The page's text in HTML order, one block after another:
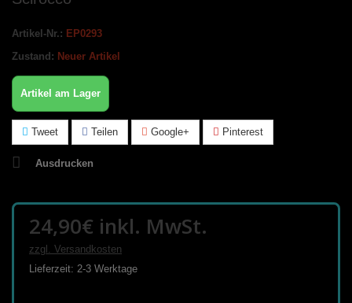
Artikel-Nr.: EP0293
Zustand: Neuer Artikel
Artikel am Lager
Tweet Teilen Google+ Pinterest
Ausdrucken
24,90€ inkl. MwSt.
zzgl. Versandkosten
Lieferzeit: 2-3 Werktage